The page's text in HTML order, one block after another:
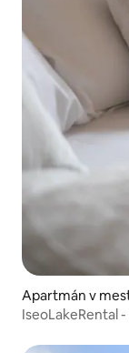
Apartmán v
IseoLakeRental